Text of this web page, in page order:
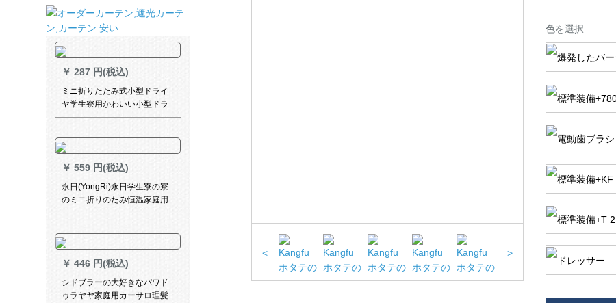
￥ 287 円(税込)
ミニ折りたたみ式小型ドライ
ヤ学生寮用かわいい小型ドラ
イヤ携帯帯型けがしないで
￥ 559 円(税込)
永日(YongRi)永日学生寮の寮
のミニ折りのたみ恒温家庭用
ドライヤ500 W小型携帯帯ド
￥ 446 円(税込)
シドブラーの大好きなパワド
ゥラヤヤ家庭用カーサロ理髪
< >
色を選択